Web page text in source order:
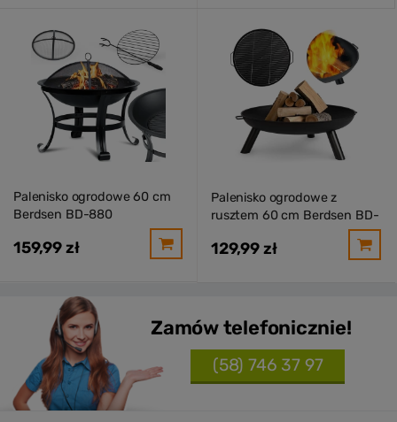
Palenisko ogrodowe 60 cm
Berdsen BD-880
159,99 zł
Palenisko ogrodowe z
rusztem 60 cm Berdsen BD-
129,99 zł
Zamów telefonicznie!
(58) 746 37 97